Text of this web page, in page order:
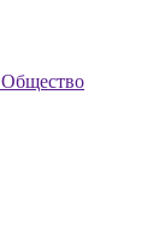
Общество